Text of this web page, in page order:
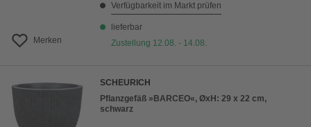
Merken
Verfügbarkeit im Markt prüfen
lieferbar
Zustellung 12.08. - 14.08.
SCHEURICH
Pflanzgefäß »BARCEO«, ØxH: 29 x 22 cm,
schwarz